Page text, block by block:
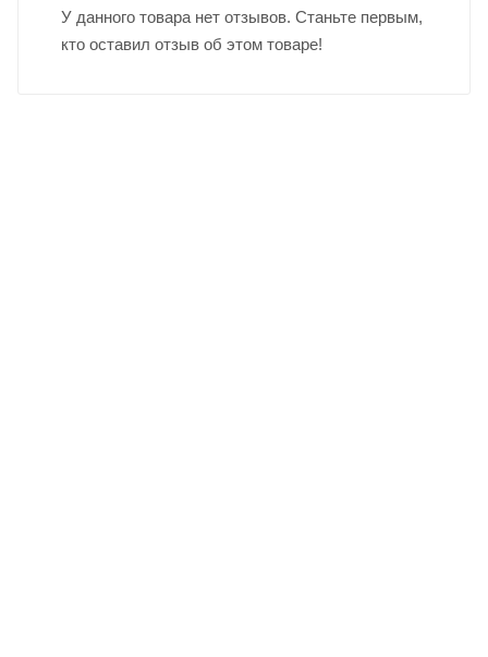
У данного товара нет отзывов. Станьте первым,
кто оставил отзыв об этом товаре!